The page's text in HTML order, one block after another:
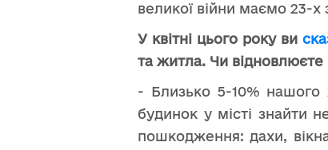
великої війни маємо 23-
У квітні цього року ви
та житла. Чи відновлюєте
- Близько 5-10% нашого
будинок у місті знайти
пошкодження: дахи,